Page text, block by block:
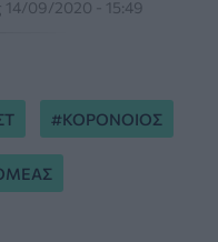
14/09/2020 - 15:49
ΚΟΡΟΝΟΙΟΣ